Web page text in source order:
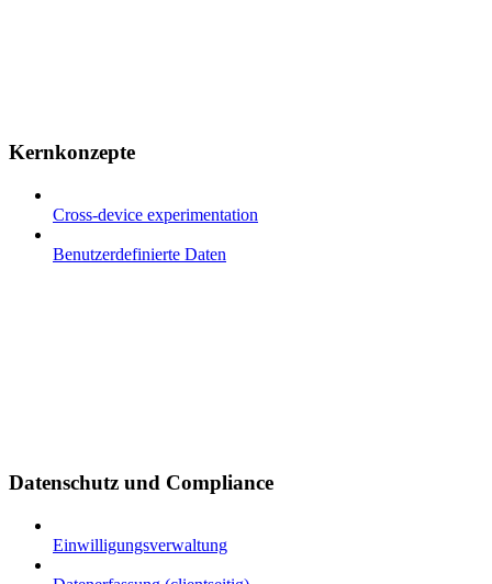
Kernkonzepte
Cross-device experimentation
Benutzerdefinierte Daten
Datenschutz und Compliance
Einwilligungsverwaltung